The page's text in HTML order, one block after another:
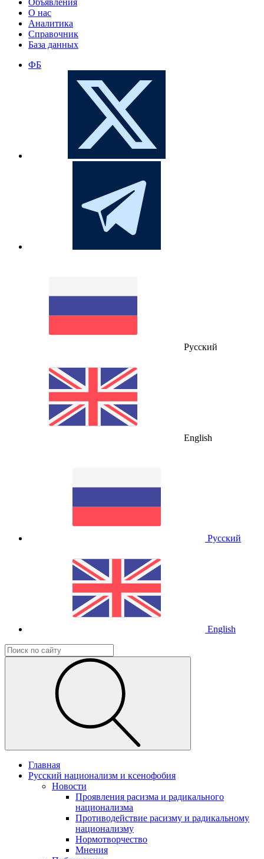
Объявления
О нас
Аналитика
Справочник
База данных
ФБ
Русский
English
Русский
English
Главная
Русский национализм и ксенофобия
Новости
Проявления расизма и радикального
национализма
Противодействие расизму и радикальному
национализму
Нормотворчество
Мнения